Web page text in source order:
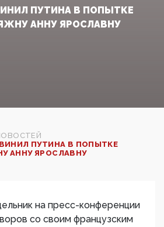
ПУТИНА В ПОПЫТКЕ
АННУ ЯРОСЛАВНУ‍
ПУТИНА В ПОПЫТКЕ
АННУ ЯРОСЛАВНУ‍
на пресс-конференции
со своим французским